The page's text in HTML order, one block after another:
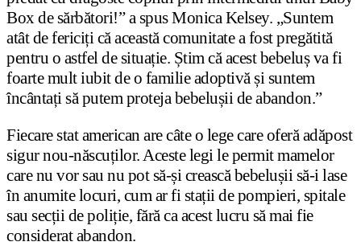
Box de sărbători!” a spus Monica Kelsey. „Suntem
atât de fericiți că această comunitate a fost pregătită
pentru o astfel de situație. Știm că acest bebeluș va fi
foarte mult iubit de o familie adoptivă și suntem
încântați să putem proteja bebelușii de abandon.”
Fiecare stat american are câte o lege care oferă adăpost
sigur nou-născuților. Aceste legi le permit mamelor
care nu vor sau nu pot să-și crească bebelușii să-i lase
în anumite locuri, cum ar fi stații de pompieri, spitale
sau secții de poliție, fără ca acest lucru să mai fie
considerat abandon.